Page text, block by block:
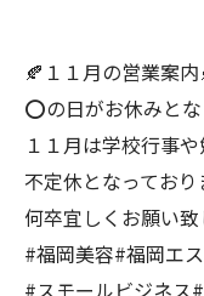
🍂１１月の営業案内
⭕️の日がお休みとな
１１月は学校行事
不定休となっており
何卒宜しくお願い
#福岡美容#福岡エ